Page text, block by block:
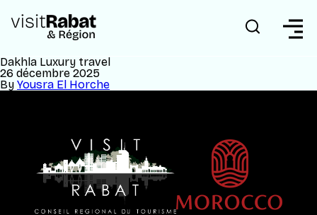
Dakhla Luxury travel
26 décembre 2025
By Yousra El Horche